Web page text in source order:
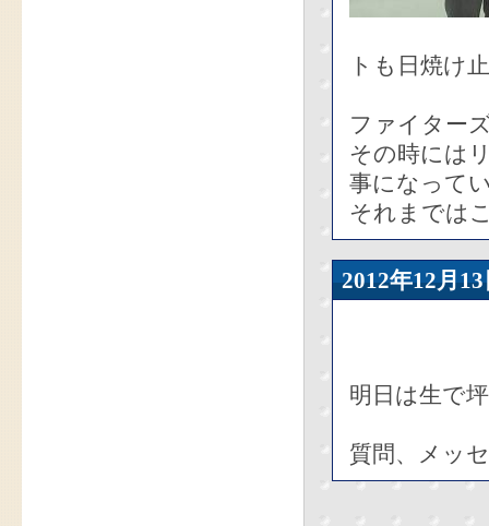
トも日焼け
ファイター
その時には
事になって
それまでは
2012年12
明日は生で
質問、メッ